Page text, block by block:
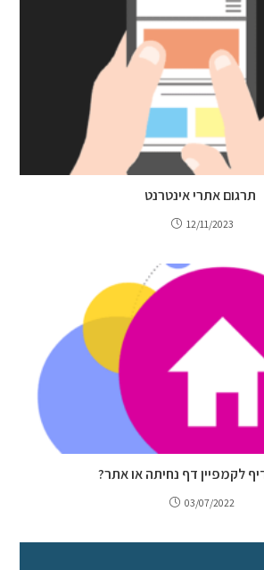
תרגום אתרי אינטרנט
12/11/2023
לקמפיין דף נחיתה או אתר?
03/07/2022